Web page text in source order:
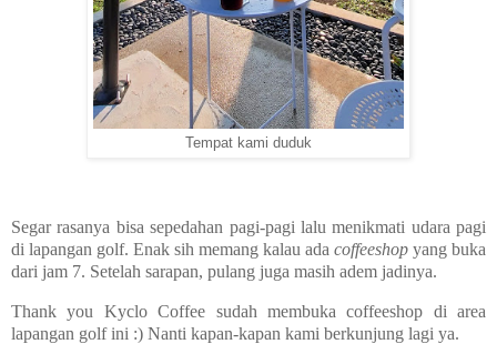
Tempat kami duduk
Segar rasanya bisa sepedahan pagi-pagi lalu menikmati udara pagi
di lapangan golf. Enak sih memang kalau ada coffeeshop yang buka
dari jam 7. Setelah sarapan, pulang juga masih adem jadinya.
Thank you Kyclo Coffee sudah membuka coffeeshop di area
lapangan golf ini :) Nanti kapan-kapan kami berkunjung lagi ya.